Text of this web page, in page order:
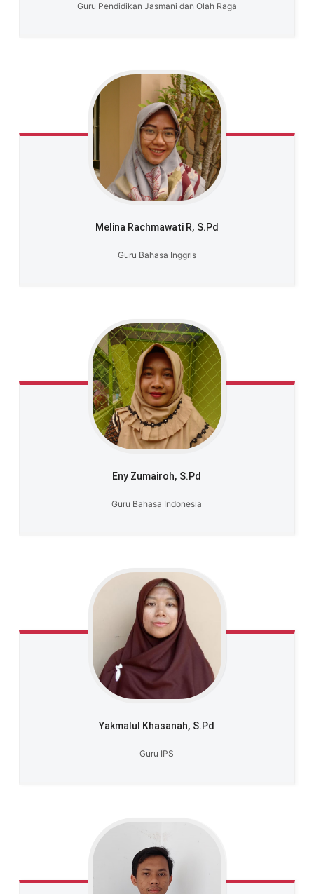
Guru Pendidikan Jasmani dan Olah Raga
Melina Rachmawati R, S.Pd
Guru Bahasa Inggris
Eny Zumairoh, S.Pd
Guru Bahasa Indonesia
Yakmalul Khasanah, S.Pd
Guru IPS